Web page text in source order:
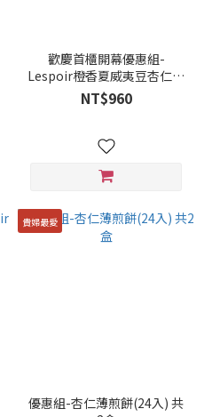
歡慶首櫃開幕優惠組-
Lespoir橙香夏威夷豆杏仁薄
煎餅(8入)買3贈1
NT$960
貴婦最愛
優惠組-杏仁薄煎餅(24入) 共